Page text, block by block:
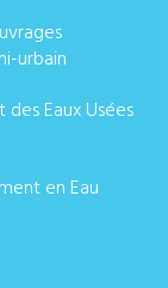
urbain
Eaux Usées
en Eau